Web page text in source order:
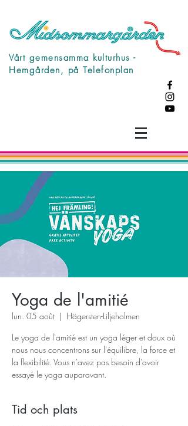
Vårt gemensamma kulturhus -
Hemgården, på Telefonplan
Yoga de l'amitié
lun. 05 août
  |
Hägersten-Liljeholmen
Le yoga de l'amitié est un yoga léger et doux où
nous nous concentrons sur l'équilibre, la force et
la flexibilité. Vous n'avez pas besoin d'avoir
essayé le yoga auparavant.
Tid och plats